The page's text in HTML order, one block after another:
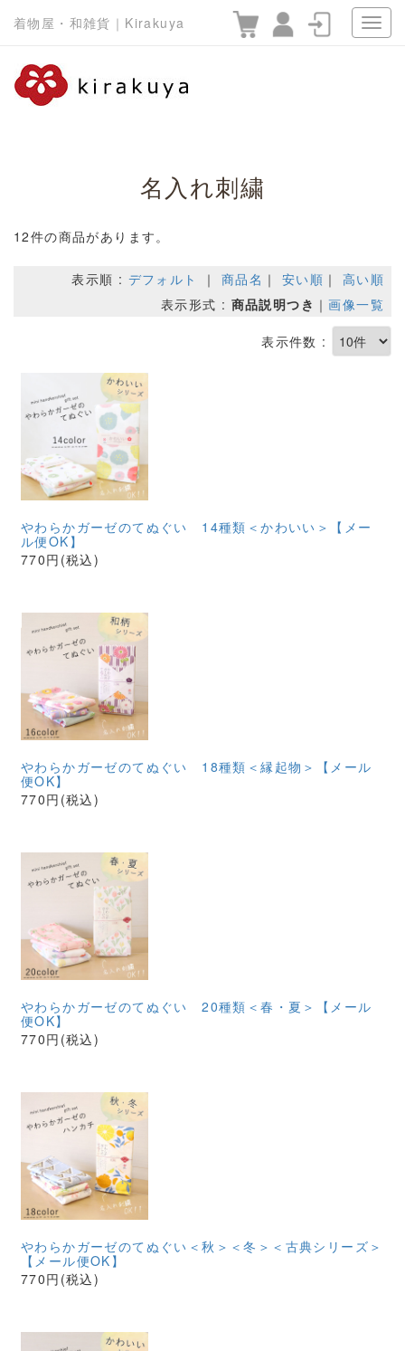
着物屋・和雑貨｜Kirakuya
名入れ刺繍
12件の商品があります。
表示順 : デフォルト ｜ 商品名 ｜ 安い順 ｜ 高い順
表示形式 : 商品説明つき ｜画像一覧
表示件数 :
やわらかガーゼのてぬぐい 14種類＜かわいい＞【メー
ル便OK】
770円(税込)
やわらかガーゼのてぬぐい 18種類＜縁起物＞【メール
便OK】
770円(税込)
やわらかガーゼのてぬぐい 20種類＜春・夏＞【メール
便OK】
770円(税込)
やわらかガーゼのてぬぐい＜秋＞＜冬＞＜古典シリーズ＞
【メール便OK】
770円(税込)